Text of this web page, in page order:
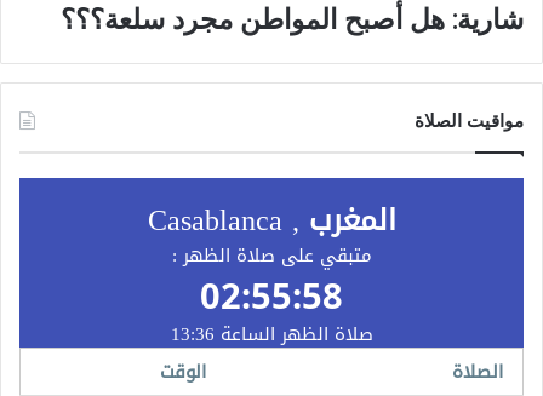
شارية: هل أصبح المواطن مجرد سلعة؟؟؟
مواقيت الصلاة